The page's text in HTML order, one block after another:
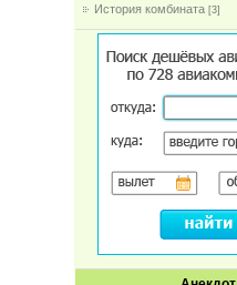
История комбината [3]